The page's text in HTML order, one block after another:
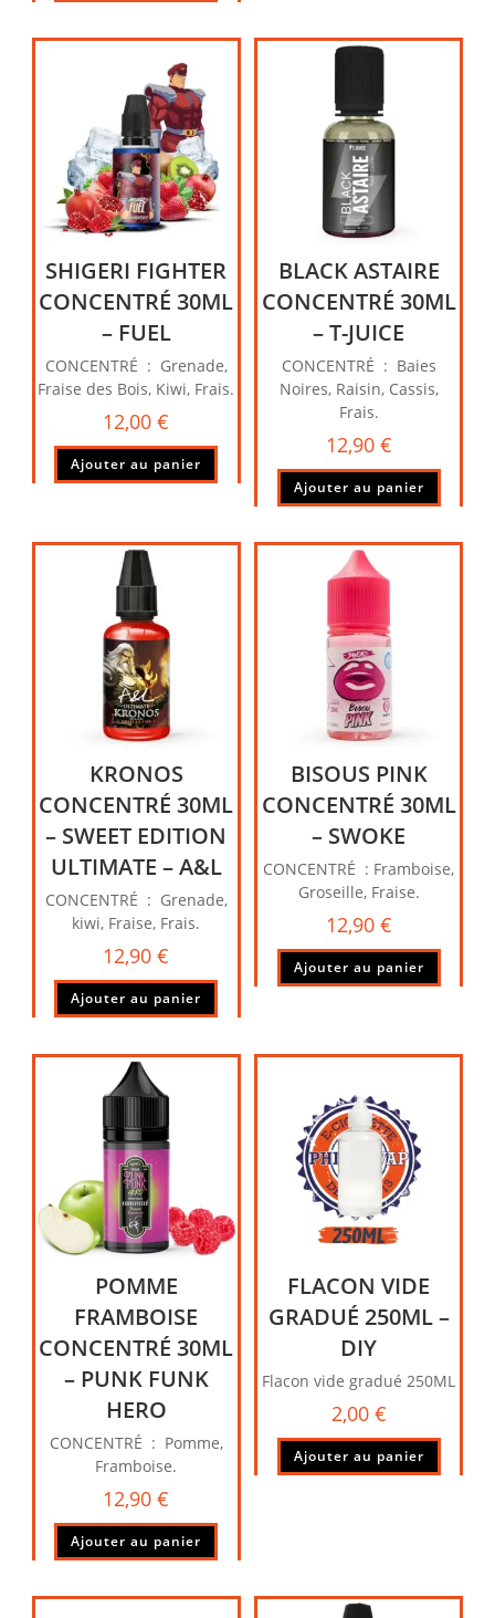
SHIGERI FIGHTER
CONCENTRÉ 30ML
– FUEL
CONCENTRÉ : Grenade,
Fraise des Bois, Kiwi, Frais.
12,00€
Ajouter au panier
BLACK ASTAIRE
CONCENTRÉ 30ML
– T-JUICE
CONCENTRÉ : Baies
Noires, Raisin, Cassis,
Frais.
12,90 €
Ajouter au panier
KRONOS
CONCENTRÉ 30ML
– SWEET EDITION
ULTIMATE – A&L
CONCENTRÉ : Grenade,
kiwi, Fraise, Frais.
12,90€
Ajouter au panier
BISOUS PINK
CONCENTRÉ 30ML
– SWOKE
CONCENTRÉ : Framboise,
Groseille, Fraise.
12,90 €
Ajouter au panier
POMME
FRAMBOISE
CONCENTRÉ 30ML
– PUNK FUNK
HERO
CONCENTRÉ : Pomme,
Framboise.
12,90€
Ajouter au panier
FLACON VIDE
GRADUÉ 250ML –
DIY
Flacon vide gradué 250ML
2,00 €
Ajouter au panier